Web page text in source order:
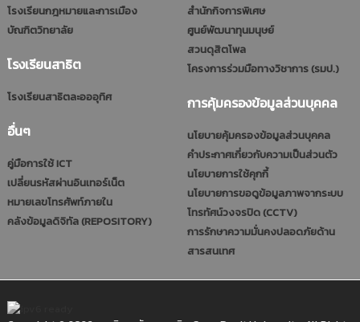
โรงเรียนกฎหมายและการเมือง
บัณฑิตวิทยาลัย
โรงเรียนสาธิต
โรงเรียนสาธิตละอออุทิศ
อื่นๆ
คู่มือการใช้ ICT
เปลี่ยนรหัสผ่านอินเทอร์เน็ต
หมายเลขโทรศัพท์ภายใน
คลังข้อมูลดิจิทัล (REPOSITORY)
สำนักกิจการพิเศษ
ศูนย์พัฒนาทุนมนุษย์
สวนดุสิตโพล
โครงการร่วมมือทางวิชาการ (รมป.)
การคุ้มครองข้อมูลส่วนบุคคล
นโยบายคุ้มครองข้อมูลส่วนบุคคล
คำประกาศเกี่ยวกับความเป็นส่วนตัว
นโยบายการใช้คุกกี้
นโยบายการขอดูข้อมูลภาพจากระบบ
โทรทัศน์วงจรปิด (CCTV)
การรักษาความมั่นคงปลอดภัยด้าน
สารสนเทศ